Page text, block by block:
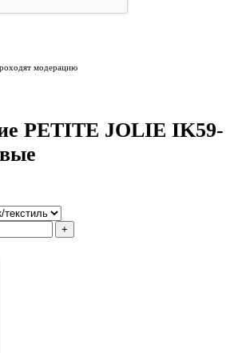
модерацию
PETITE JOLIE IK59-
+